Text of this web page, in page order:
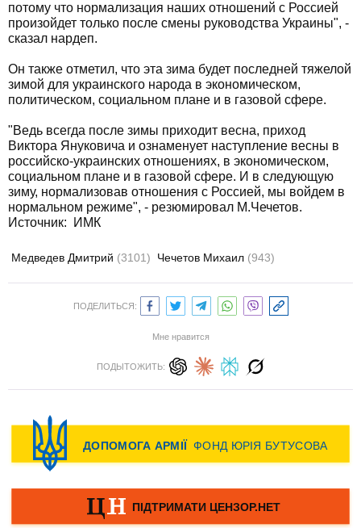
потому что нормализация наших отношений с Россией
произойдет только после смены руководства Украины", -
сказал нардеп.
Он также отметил, что эта зима будет последней тяжелой
зимой для украинского народа в экономическом,
политическом, социальном плане и в газовой сфере.
"Ведь всегда после зимы приходит весна, приход
Виктора Януковича и ознаменует наступление весны в
российско-украинских отношениях, в экономическом,
социальном плане и в газовой сфере. И в следующую
зиму, нормализовав отношения с Россией, мы войдем в
нормальном режиме", - резюмировал М.Чечетов.
Источник: ИМК
Медведев Дмитрий (3101) Чечетов Михаил (943)
ПОДЕЛИТЬСЯ:
Мне нравится
ПОДЫТОЖИТЬ: